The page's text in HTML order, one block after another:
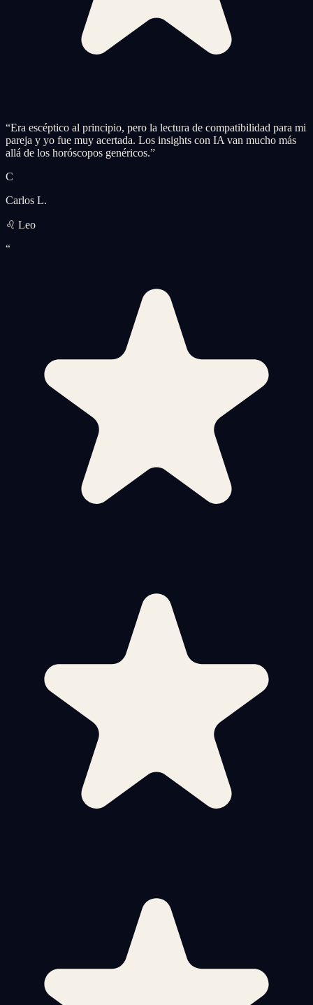
“Era escéptico al principio, pero la lectura de compatibilidad para mi
pareja y yo fue muy acertada. Los insights con IA van mucho más
allá de los horóscopos genéricos.”
C
Carlos L.
♌ Leo
“